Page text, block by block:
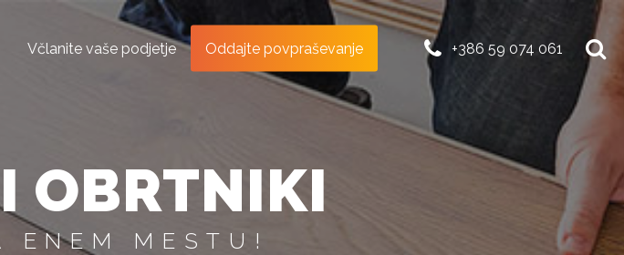
Včlanite vaše podjetje Oddajte povpraševanje +386 59 074 061
OBRTNIKI
ENEM MESTU!